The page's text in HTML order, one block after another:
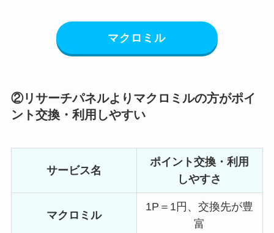
マクロミル
②リサーチパネルよりマクロミルの方がポイ
ント交換・利用しやすい
サービス名
ポイント交換・利用
しやすさ
マクロミル
1P＝1円、交換先が豊
富